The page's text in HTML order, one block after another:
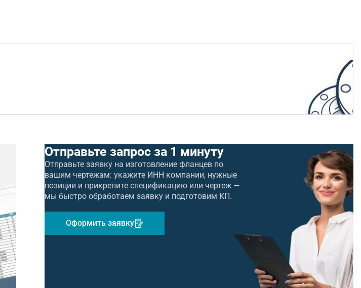
Отправьте запрос за 1 минуту
Отправьте заявку на изготовление фланцев по
вашим чертежам: укажите ИНН компании, нужные
позиции и прикрепите спецификацию или чертеж —
мы быстро обработаем заявку и подготовим КП.
Оформить заявку